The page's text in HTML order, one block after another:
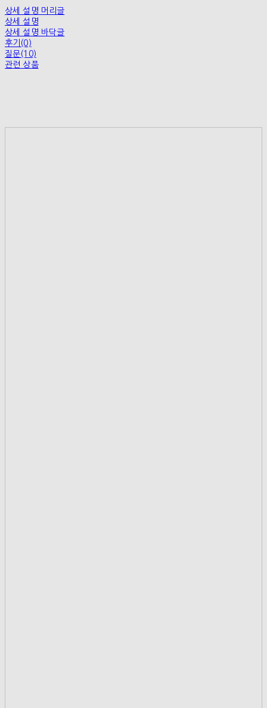
상세 설명 머리글
상세 설명
상세 설명 바닥글
후기(0)
질문(10)
관련 상품